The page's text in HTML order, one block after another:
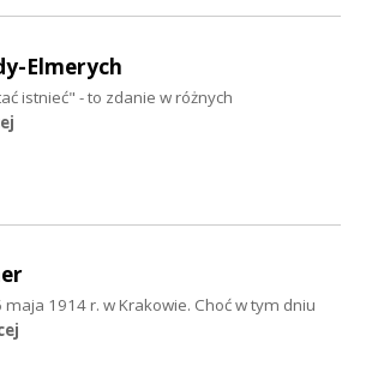
Elmerych
istnieć" - to zdanie w różnych
1914 r. w Krakowie. Choć w tym dniu